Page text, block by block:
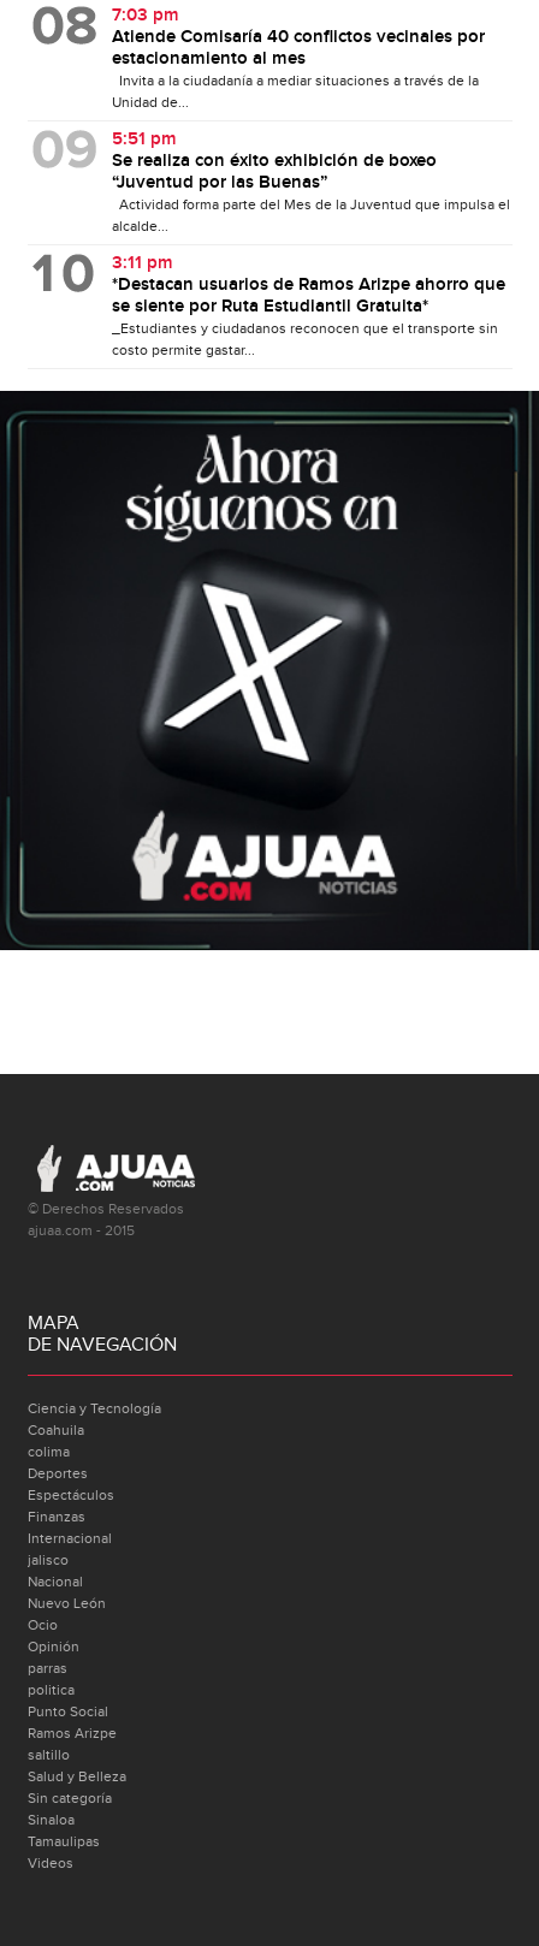
7:03 pm
Atiende Comisaría 40 conflictos vecinales por
estacionamiento al mes
Invita a la ciudadanía a mediar situaciones a través de la
Unidad de...
5:51 pm
Se realiza con éxito exhibición de boxeo
“Juventud por las Buenas”
Actividad forma parte del Mes de la Juventud que impulsa el
alcalde...
3:11 pm
*Destacan usuarios de Ramos Arizpe ahorro que
se siente por Ruta Estudiantil Gratuita*
_Estudiantes y ciudadanos reconocen que el transporte sin
costo permite gastar...
© Derechos Reservados
ajuaa.com - 2015
MAPA
DE NAVEGACIÓN
Ciencia y Tecnología
Coahuila
colima
Deportes
Espectáculos
Finanzas
Internacional
jalisco
Nacional
Nuevo León
Ocio
Opinión
parras
politica
Punto Social
Ramos Arizpe
saltillo
Salud y Belleza
Sin categoría
Sinaloa
Tamaulipas
Videos